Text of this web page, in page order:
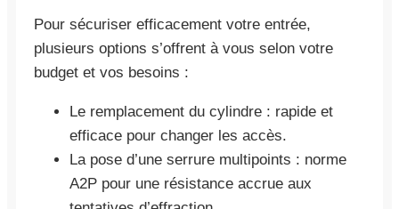
Pour sécuriser efficacement votre entrée,
plusieurs options s’offrent à vous selon votre
budget et vos besoins :
Le remplacement du cylindre : rapide et
efficace pour changer les accès.
La pose d’une serrure multipoints : norme
A2P pour une résistance accrue aux